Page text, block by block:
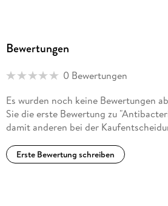
Bewertungen
0 Bewertungen
Es wurden noch keine Bewertungen
Sie die erste Bewertung zu
damit anderen bei der
Erste Bewertung schreiben